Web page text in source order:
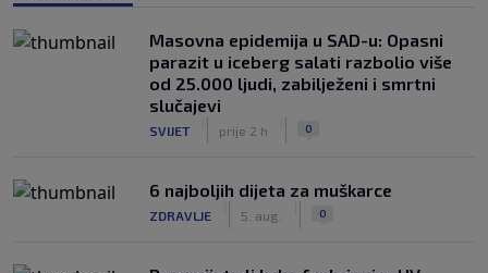
Masovna epidemija u SAD-u: Opasni
parazit u iceberg salati razbolio više
od 25.000 ljudi, zabilježeni i smrtni
slučajevi
SVIJET prije 2 h 0
6 najboljih dijeta za muškarce
ZDRAVLJE 5. aug. 0